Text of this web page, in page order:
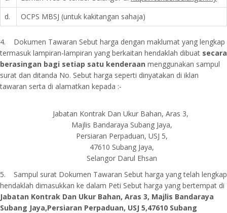
d.
OCPS MBSJ (untuk kakitangan sahaja)
4. Dokumen Tawaran Sebut harga dengan maklumat yang lengkap
termasuk lampiran-lampiran yang berkaitan hendaklah dibuat secara
berasingan bagi setiap satu kenderaan menggunakan sampul
surat dan ditanda No. Sebut harga seperti dinyatakan di iklan
tawaran serta di alamatkan kepada :-
Jabatan Kontrak Dan Ukur Bahan, Aras 3,
Majlis Bandaraya Subang Jaya,
Persiaran Perpaduan, USJ 5,
47610 Subang Jaya,
Selangor Darul Ehsan
5. Sampul surat Dokumen Tawaran Sebut harga yang telah lengkap
hendaklah dimasukkan ke dalam Peti Sebut harga yang bertempat di
Jabatan Kontrak Dan Ukur Bahan, Aras 3, Majlis Bandaraya
Subang Jaya,Persiaran Perpaduan, USJ 5,47610 Subang